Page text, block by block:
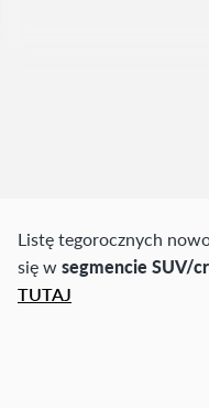
Listę tegorocznych
się wsegmencie SUV/
TUTAJ